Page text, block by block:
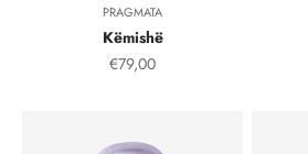
PRAGMATA
Këmishë
Çmimi i shitjes, çmimi i shitjeve
€79,00